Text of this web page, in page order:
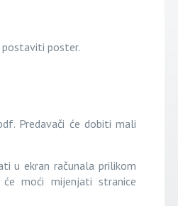
poster.
Predavači će dobiti mali
u ekran računala prilikom
moći mijenjati stranice